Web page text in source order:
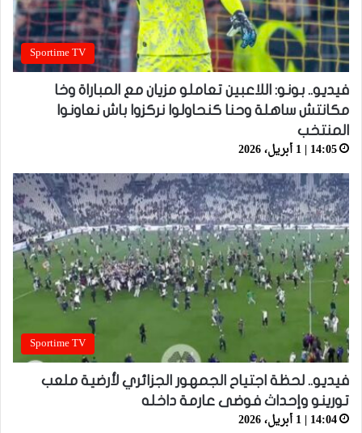
Sportime TV
فيديو.. بونو: اللاعبين تعاملو مزيان مع المباراة وخا
مكانتش ساهلة وحنا كنحاولوا نركزوا باش نعاونوا
المنتخب
14:05 | 1 أبريل، 2026
Sportime TV
فيديو.. لحظة اجتياح الجمهور الجزائري لأرضية ملعب
تورينو وإحداث فوضى عارمة داخله
14:04 | 1 أبريل، 2026